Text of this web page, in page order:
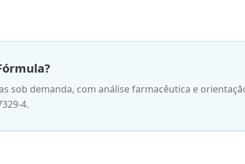
sob demanda, com análise farmacêutica e
4.